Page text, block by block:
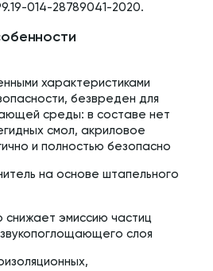
014-28789041-2020.
характеристиками
безвреден для
среды: в составе нет
смол, акриловое
и полностью безопасно
на основе штапельного
снижает эмиссию частиц
слоя